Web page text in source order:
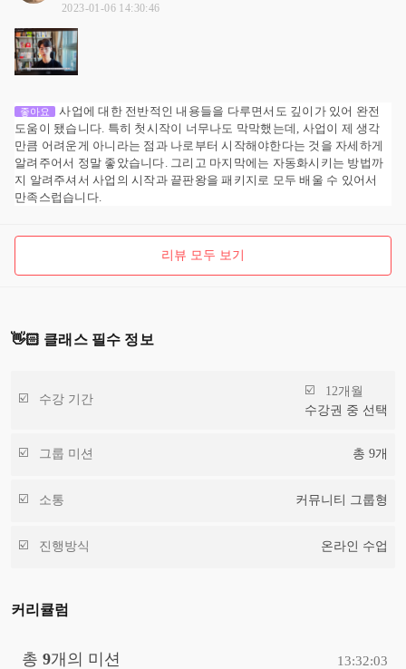
2023-01-06 14:30:46
좋아요
사업에 대한 전반적인 내용들을 다루면서도 깊이가 있어 완전
도움이 됐습니다. 특히 첫시작이 너무나도 막막했는데, 사업이 제 생각
만큼 어려운게 아니라는 점과 나로부터 시작해야한다는 것을 자세하게
알려주어서 정말 좋았습니다. 그리고 마지막에는 자동화시키는 방법까
지 알려주셔서 사업의 시작과 끝판왕을 패키지로 모두 배울 수 있어서
만족스럽습니다.
리뷰 모두 보기
👋🏻 클래스 필수 정보
수강 기간
12개월
수강권 중 선택
그룹 미션 총 9개
소통 커뮤니티 그룹형
진행방식 온라인 수업
커리큘럼
총 9개의 미션 13:32:03